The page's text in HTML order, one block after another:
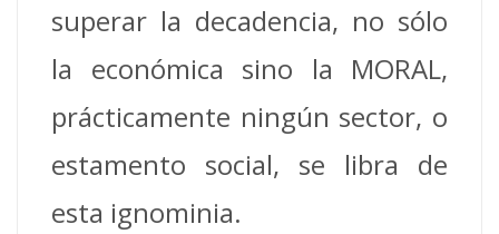
superar la decadencia, no sólo
la económica sino la MORAL,
prácticamente ningún sector, o
estamento social, se libra de
esta ignominia.